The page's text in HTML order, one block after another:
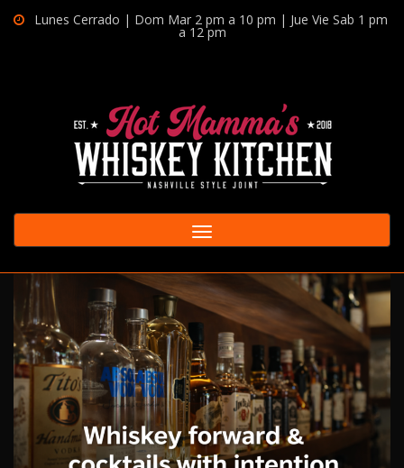
Lunes Cerrado | Dom Mar 2 pm a 10 pm | Jue Vie Sab 1 pm
a 12 pm
Toggle
navigation